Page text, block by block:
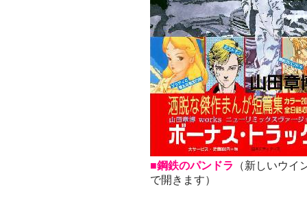
■鋼鉄のパンドラ
（新しいウイ
で開きます）